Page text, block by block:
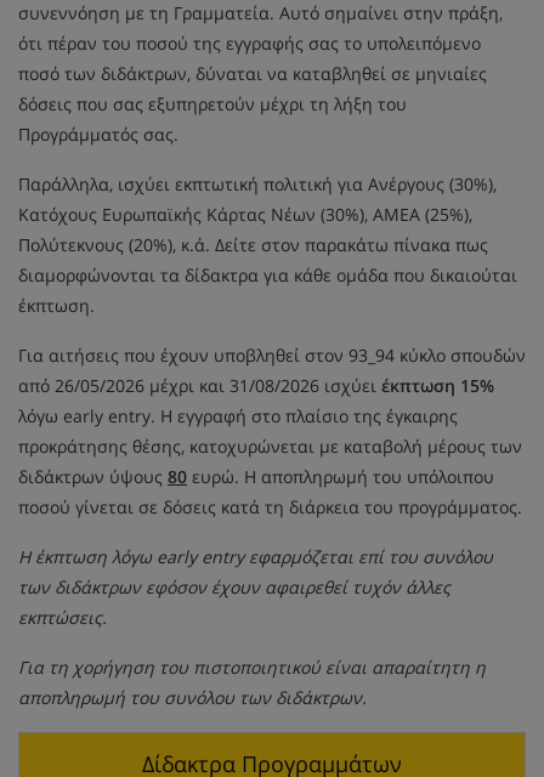
συνεννόηση με τη Γραμματεία. Αυτό σημαίνει στην πράξη,
ότι πέραν του ποσού της εγγραφής σας το υπολειπόμενο
ποσό των διδάκτρων, δύναται να καταβληθεί σε μηνιαίες
δόσεις που σας εξυπηρετούν μέχρι τη λήξη του
Προγράμματός σας.
Παράλληλα, ισχύει εκπτωτική πολιτική για Ανέργους (30%),
Κατόχους Ευρωπαϊκής Κάρτας Νέων (30%), ΑΜΕΑ (25%),
Πολύτεκνους (20%), κ.ά. Δείτε στον παρακάτω πίνακα πως
διαμορφώνονται τα δίδακτρα για κάθε ομάδα που δικαιούται
έκπτωση.
Για αιτήσεις που έχουν υποβληθεί στον 93_94 κύκλο σπουδών
από 26/05/2026 μέχρι και 31/08/2026 ισχύει έκπτωση 15%
λόγω early entry. Η εγγραφή στο πλαίσιο της έγκαιρης
προκράτησης θέσης, κατοχυρώνεται με καταβολή μέρους των
διδάκτρων ύψους 80 ευρώ. Η αποπληρωμή του υπόλοιπου
ποσού γίνεται σε δόσεις κατά τη διάρκεια του προγράμματος.
Η έκπτωση λόγω early entry εφαρμόζεται επί του συνόλου
των διδάκτρων εφόσον έχουν αφαιρεθεί τυχόν άλλες
εκπτώσεις.
Για τη χορήγηση του πιστοποιητικού είναι απαραίτητη η
αποπληρωμή του συνόλου των διδάκτρων.
Δίδακτρα Προγραμμάτων